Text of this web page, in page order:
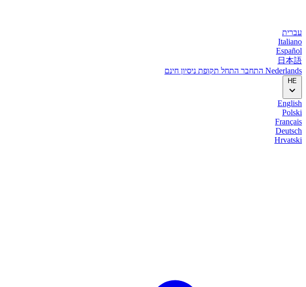
עברית
Italiano
Español
日本語
Nederlands התחבר התחל תקופת ניסיון חינם
HE
English
Polski
Français
Deutsch
Hrvatski